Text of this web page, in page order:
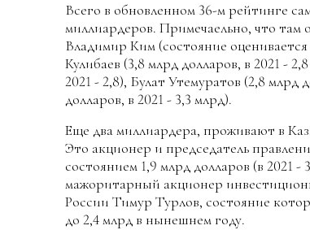
Всего в обновленном 36-м рейтинге
миллиардеров. Примечаельно, что там
Владимир Ким (состояние
Кулибаев (3,8 млрд долларов, в 2021 -
2021 - 2,8), Булат Утемуратов (2,8 млрд
долларов, в 2021 - 3,3 млрд).
Еще два миллиардера, проживают в
Это акционер и председатель
состоянием 1,9 млрд долларов (в 2021
мажоритарный акционер
России Тимур Турлов, состояние
до 2,4 млрд в нынешнем году.